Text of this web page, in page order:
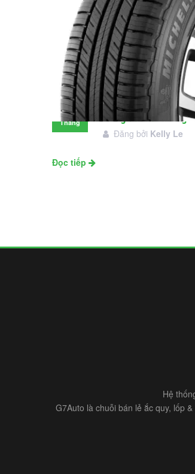
28
Tháng
Đánh giá lốp
Đáng đầu tư không?
Đăng bởi Kelly Le
Đọc tiếp
Hệ
G7Auto là chuỗi bán lẻ ắc quy, lốp